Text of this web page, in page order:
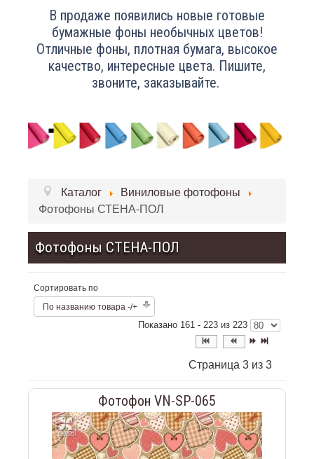
В продаже появились новые готовые
бумажные фоны необычных цветов!
Отличные фоны, плотная бумага, высокое
качество, интересные цвета. Пишите,
звоните, заказывайте.
Каталог
Виниловые фотофоны
Фотофоны СТЕНА-ПОЛ
Фотофоны СТЕНА-ПОЛ
Сортировать по
По названию товара -/+
Показано 161 - 223 из 223
Страница 3 из 3
Фотофон VN-SP-065